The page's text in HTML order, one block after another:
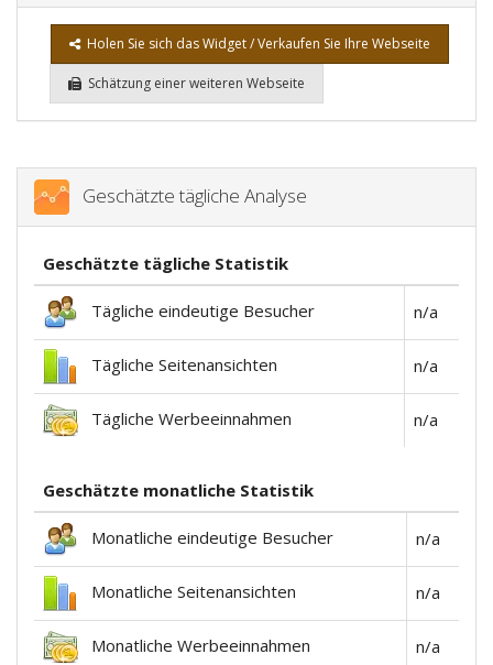
Holen Sie sich das Widget / Verkaufen Sie Ihre Webseite
Schätzung einer weiteren Webseite
Geschätzte tägliche Analyse
Geschätzte tägliche Statistik
Tägliche eindeutige Besucher n/a
Tägliche Seitenansichten n/a
Tägliche Werbeeinnahmen n/a
Geschätzte monatliche Statistik
Monatliche eindeutige Besucher n/a
Monatliche Seitenansichten n/a
Monatliche Werbeeinnahmen n/a